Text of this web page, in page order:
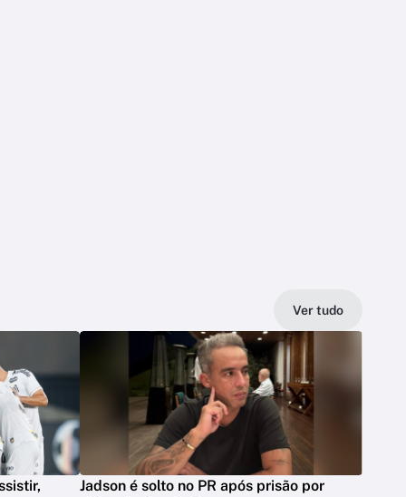
Ver tudo
Jadson é solto no PR após prisão por